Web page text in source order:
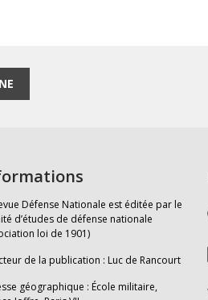
Défense Nationale est éditée par le
d’études de défense nationale
loi de 1901)
de la publication : Luc de Rancourt
géographique : École militaire,